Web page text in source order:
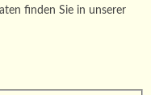
finden Sie in unserer